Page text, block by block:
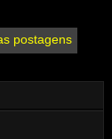
postagens